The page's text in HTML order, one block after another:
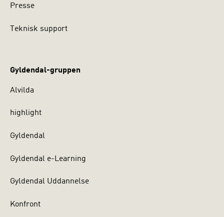
Presse
Teknisk support
Gyldendal-gruppen
Alvilda
highlight
Gyldendal
Gyldendal e-Learning
Gyldendal Uddannelse
Konfront